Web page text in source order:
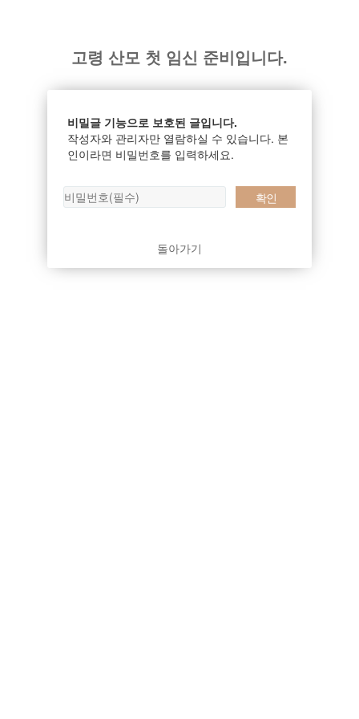
고령 산모 첫 임신 준비입니다.
비밀글 기능으로 보호된 글입니다.
작성자와 관리자만 열람하실 수 있습니다. 본
인이라면 비밀번호를 입력하세요.
돌아가기